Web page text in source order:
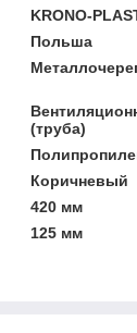
KRONO-
Польша
(труба)
Коричневый
420 мм
125 мм